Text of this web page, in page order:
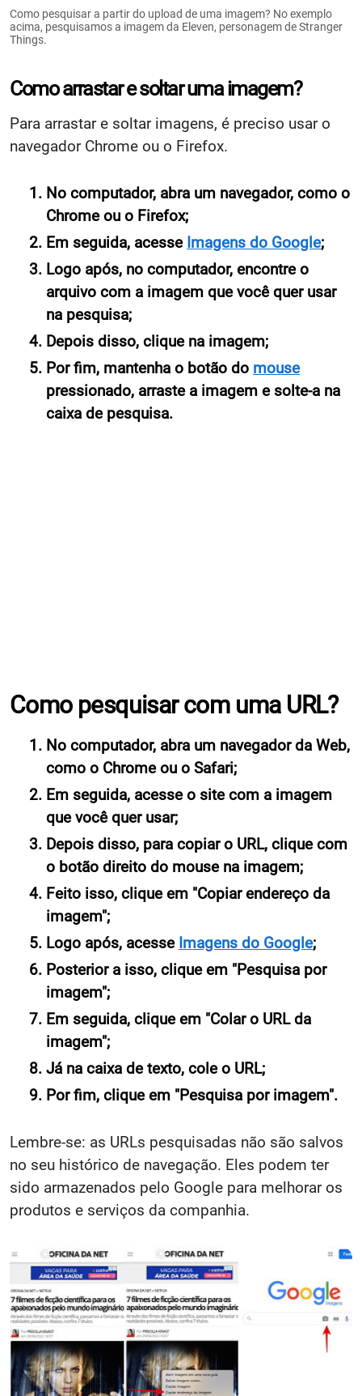
Como pesquisar a partir do upload de uma imagem? No exemplo
acima, pesquisamos a imagem da Eleven, personagem de Stranger
Things.
Como arrastar e soltar uma imagem?
Para arrastar e soltar imagens, é preciso usar o
navegador Chrome ou o Firefox.
No computador, abra um navegador, como o
Chrome ou o Firefox;
Em seguida, acesse Imagens do Google;
Logo após, no computador, encontre o
arquivo com a imagem que você quer usar
na pesquisa;
Depois disso, clique na imagem;
Por fim, mantenha o botão do mouse
pressionado, arraste a imagem e solte-a na
caixa de pesquisa.
Como pesquisar com uma URL?
No computador, abra um navegador da Web,
como o Chrome ou o Safari;
Em seguida, acesse o site com a imagem
que você quer usar;
Depois disso, para copiar o URL, clique com
o botão direito do mouse na imagem;
Feito isso, clique em "Copiar endereço da
imagem";
Logo após, acesse Imagens do Google;
Posterior a isso, clique em "Pesquisa por
imagem";
Em seguida, clique em "Colar o URL da
imagem";
Já na caixa de texto, cole o URL;
Por fim, clique em "Pesquisa por imagem".
Lembre-se: as URLs pesquisadas não são salvos
no seu histórico de navegação. Eles podem ter
sido armazenados pelo Google para melhorar os
produtos e serviços da companhia.